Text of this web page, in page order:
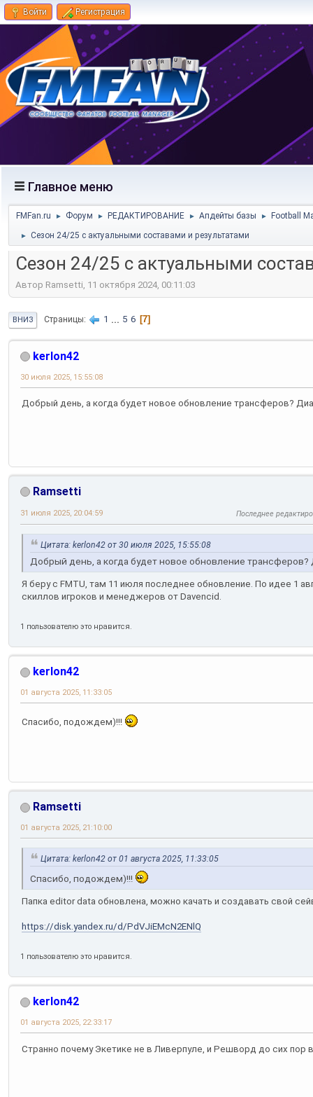
Войти Регистрация
Главное меню
FMFan.ru ► Форум ► РЕДАКТИРОВАНИЕ ► Апдейты базы ► Football
► Сезон 24/25 с актуальными составами и результатами
Сезон 24/25 с актуальными
Автор Ramsetti, 11 октября 2024, 00:11:03
ВНИЗ Страницы 1 ... 5 6 7
kerlon42
30 июля 2025, 15:55:08
Добрый день, а когда будет новое обновление трансферов?
Ramsetti
31 июля 2025, 20:04:59 Последнее
Цитата: kerlon42 от 30 июля 2025, 15:55:08
Добрый день, а когда будет новое обновление трансферов?
Я беру с FMTU, там 11 июля последнее обновление. По идее 1
скиллов игроков и менеджеров от Davencid.
1 пользователю это нравится.
kerlon42
01 августа 2025, 11:33:05
Спасибо, подождем)!!!
Ramsetti
01 августа 2025, 21:10:00
Цитата: kerlon42 от 01 августа 2025, 11:33:05
Спасибо, подождем)!!!
Папка editor data обновлена, можно качать и создавать свой
https://disk.yandex.ru/d/PdVJiEMcN2ENlQ
1 пользователю это нравится.
kerlon42
01 августа 2025, 22:33:17
Странно почему Экетике не в Ливерпуле, и Решворд до сих пор